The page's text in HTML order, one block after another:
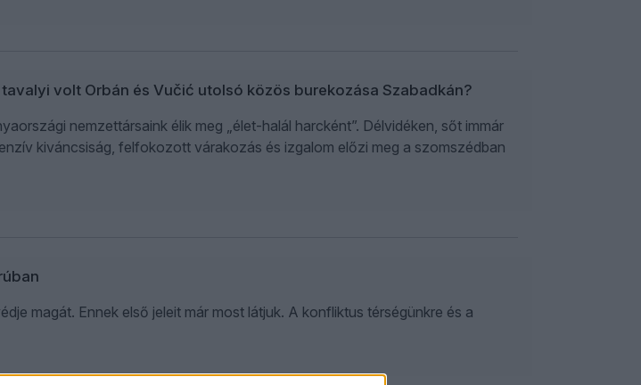
volt Orbán és Vučić utolsó közös burekozása Szabadkán?
nemzettársaink élik meg „élet-halál harcként”. Délvidéken, sőt immár
kiváncsiság, felfokozott várakozás és izgalom előzi meg a szomszédban
magát. Ennek első jeleit már most látjuk. A konfliktus térségünkre és a